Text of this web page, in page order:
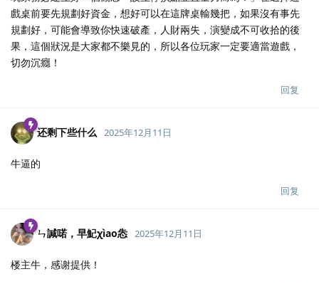
戲桌前要先規劃好資金，想好可以在這牌桌輸幾把，如果沒有事先
規劃好，可能會導致你快速破產，人財兩失，演變成不可收拾的後
果，這個狀況是大家都不樂見的，所以各位玩家一定要適當遊戲，
切勿沉癮！
回复
还剩下些什么 2025年12月11日
牛逼的
回复
ㄣ諴喏，早魢χìао怣 2025年12月11日
楼主牛，感谢提供！